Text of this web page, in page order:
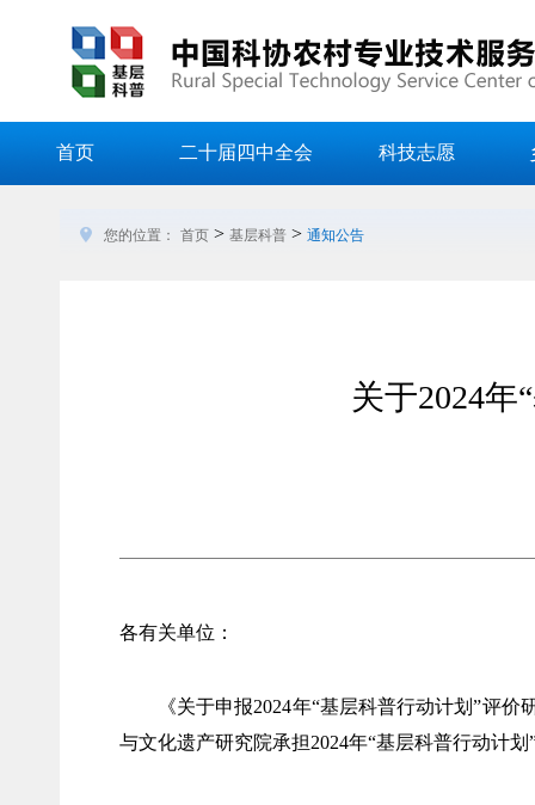
首页 二十届四中全会 科技志愿
您的位置： 首页 > 基层科普 > 通知公告
关于2024
各有关单位：
《关于申报2024年“基层科普行动计划”评
与文化遗产研究院承担2024年“基层科普行动计